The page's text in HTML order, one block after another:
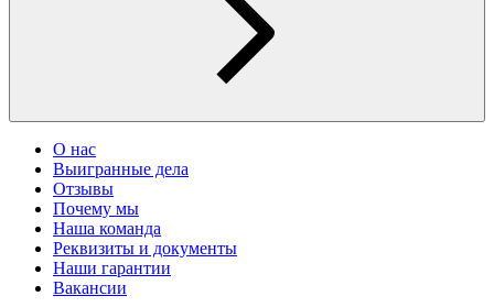
О нас
Выигранные дела
Отзывы
Почему мы
Наша команда
Реквизиты и документы
Наши гарантии
Вакансии